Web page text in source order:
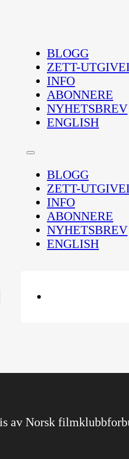
BLOGG
ZETT-
INFO
ABONNERE
NYHETSBREV
ENGLISH
BLOGG
ZETT-
INFO
ABONNERE
NYHETSBREV
ENGLISH
av Norsk